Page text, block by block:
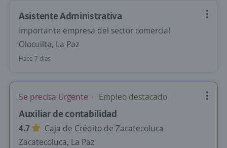
Asistente Administrativa
Importante empresa del sector comercial
Olocuilta, La Paz
Hace 7 días
Se precisa Urgente Empleo destacado
Auxiliar de contabilidad
4.7
Caja de Crédito de Zacatecoluca
Zacatecoluca, La Paz